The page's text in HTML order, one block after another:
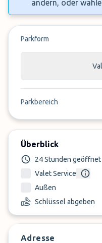
ändern, oder
Parkform
Parkbereich
Überblick
24 Stunden geöffnet
Valet Service
Außen
Schlüssel abgeben
Adresse